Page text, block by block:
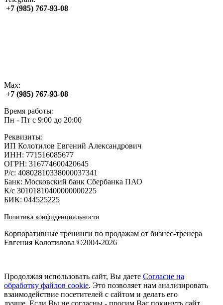
+7 (985) 767‑93‑08
Max:
+7 (985) 767‑93‑08
Время работы:
Пн - Пт с 9:00 до 20:00
Реквизиты:
ИП Колотилов Евгений Александрович
ИНН: 771516085677
ОГРН: 316774600420645
Р/с: 40802810338000037341
Банк: Московский банк Сбербанка ПАО
К/с 30101810400000000225
БИК: 044525225
Политика конфиденциальности
Корпоративные тренинги по продажам от бизнес-тренера
Евгения Колотилова ©2004-2026
Продолжая использовать сайт, Вы даете Согласие на
обработку файлов cookie. Это позволяет нам анализировать
взаимодействие посетителей с сайтом и делать его
лучше. Если Вы не согласны - просим Вас покинуть сайт.